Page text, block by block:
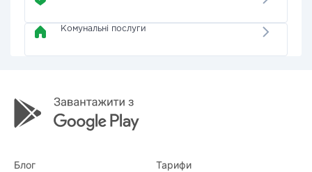
Комунальні послуги
Блог Тарифи